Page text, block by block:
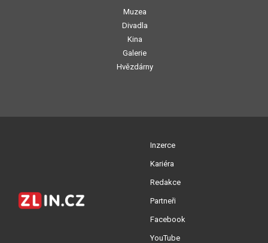
Muzea
Divadla
Kina
Galerie
Hvězdárny
Inzerce
Kariéra
Redakce
Partneři
Facebook
YouTube